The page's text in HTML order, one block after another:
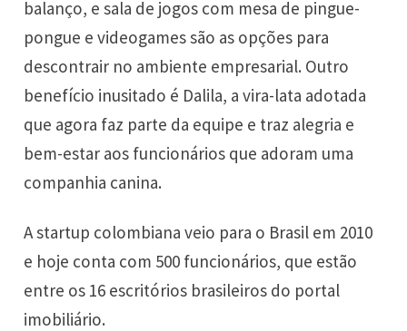
balanço, e sala de jogos com mesa de pingue-
pongue e videogames são as opções para
descontrair no ambiente empresarial. Outro
benefício inusitado é Dalila, a vira-lata adotada
que agora faz parte da equipe e traz alegria e
bem-estar aos funcionários que adoram uma
companhia canina.
A startup colombiana veio para o Brasil em 2010
e hoje conta com 500 funcionários, que estão
entre os 16 escritórios brasileiros do portal
imobiliário.